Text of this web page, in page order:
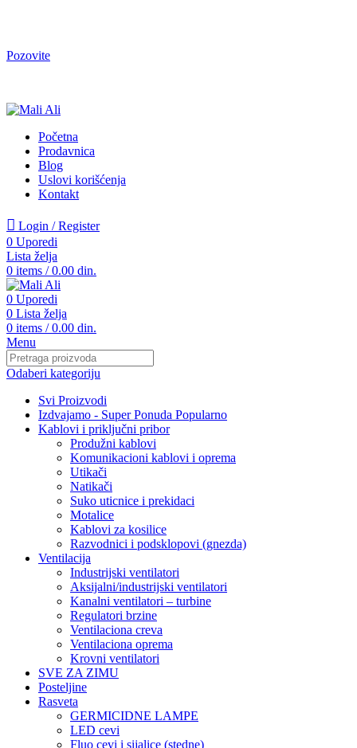
Pozovite
Početna
Prodavnica
Blog
Uslovi korišćenja
Kontakt
Login / Register
0 Uporedi
Lista želja
0 items / 0.00 din.
0 Uporedi
0 Lista želja
0 items / 0.00 din.
Menu
Odaberi kategoriju
Svi Proizvodi
Izdvajamo - Super Ponuda Popularno
Kablovi i priključni pribor
Produžni kablovi
Komunikacioni kablovi i oprema
Utikači
Natikači
Suko uticnice i prekidaci
Motalice
Kablovi za kosilice
Razvodnici i podsklopovi (gnezda)
Ventilacija
Industrijski ventilatori
Aksijalni/industrijski ventilatori
Kanalni ventilatori – turbine
Regulatori brzine
Ventilaciona creva
Ventilaciona oprema
Krovni ventilatori
SVE ZA ZIMU
Posteljine
Rasveta
GERMICIDNE LAMPE
LED cevi
Fluo cevi i sijalice (stedne)